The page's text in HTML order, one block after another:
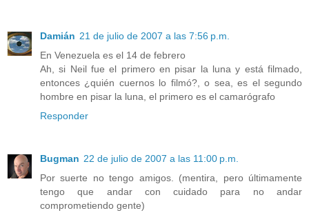
Damián 21 de julio de 2007 a las 7:56 p.m.
En Venezuela es el 14 de febrero
Ah, si Neil fue el primero en pisar la luna y está filmado,
entonces ¿quién cuernos lo filmó?, o sea, es el segundo
hombre en pisar la luna, el primero es el camarógrafo
Responder
Bugman 22 de julio de 2007 a las 11:00 p.m.
Por suerte no tengo amigos. (mentira, pero últimamente
tengo que andar con cuidado para no andar
comprometiendo gente)